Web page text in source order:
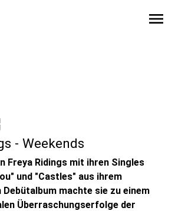
menu
- Weekends
Freya Ridings mit ihren Singles
und "Castles" aus ihrem
machte sie zu einem
Überraschungserfolge der